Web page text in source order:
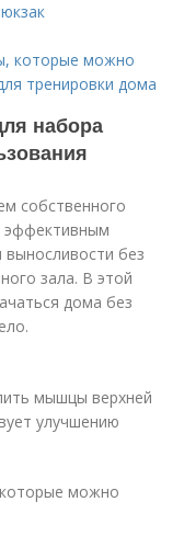
которые можно
тренировки дома
набора
собственного
эффективным
без
зала. В этой
дома без
мышцы верхней
улучшению
можно